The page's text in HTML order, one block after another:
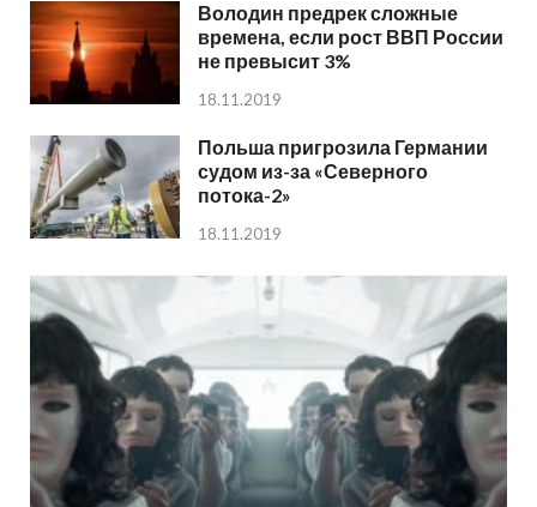
Володин предрек сложные
времена, если рост ВВП России
не превысит 3%
18.11.2019
Польша пригрозила Германии
судом из-за «Северного
потока-2»
18.11.2019